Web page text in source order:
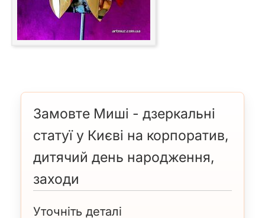
Замовте Миші - дзеркальні
статуї у Києві на корпоратив,
дитячий день народження,
заходи
Уточніть деталі